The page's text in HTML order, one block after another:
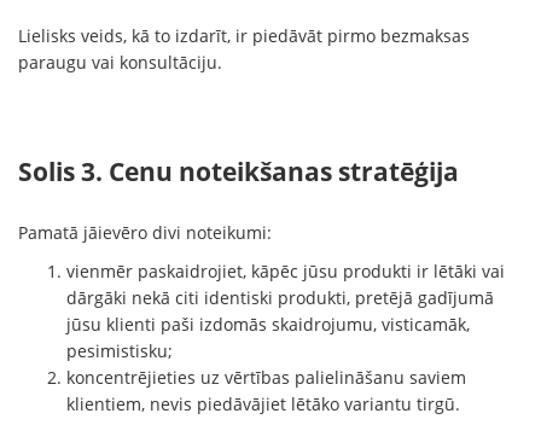
Lielisks veids, kā to izdarīt, ir piedāvāt pirmo bezmaksas
paraugu vai konsultāciju.
Solis 3. Cenu noteikšanas stratēģija
Pamatā jāievēro divi noteikumi:
vienmēr paskaidrojiet, kāpēc jūsu produkti ir lētāki vai
dārgāki nekā citi identiski produkti, pretējā gadījumā
jūsu klienti paši izdomās skaidrojumu, visticamāk,
pesimistisku;
koncentrējieties uz vērtības palielināšanu saviem
klientiem, nevis piedāvājiet lētāko variantu tirgū.